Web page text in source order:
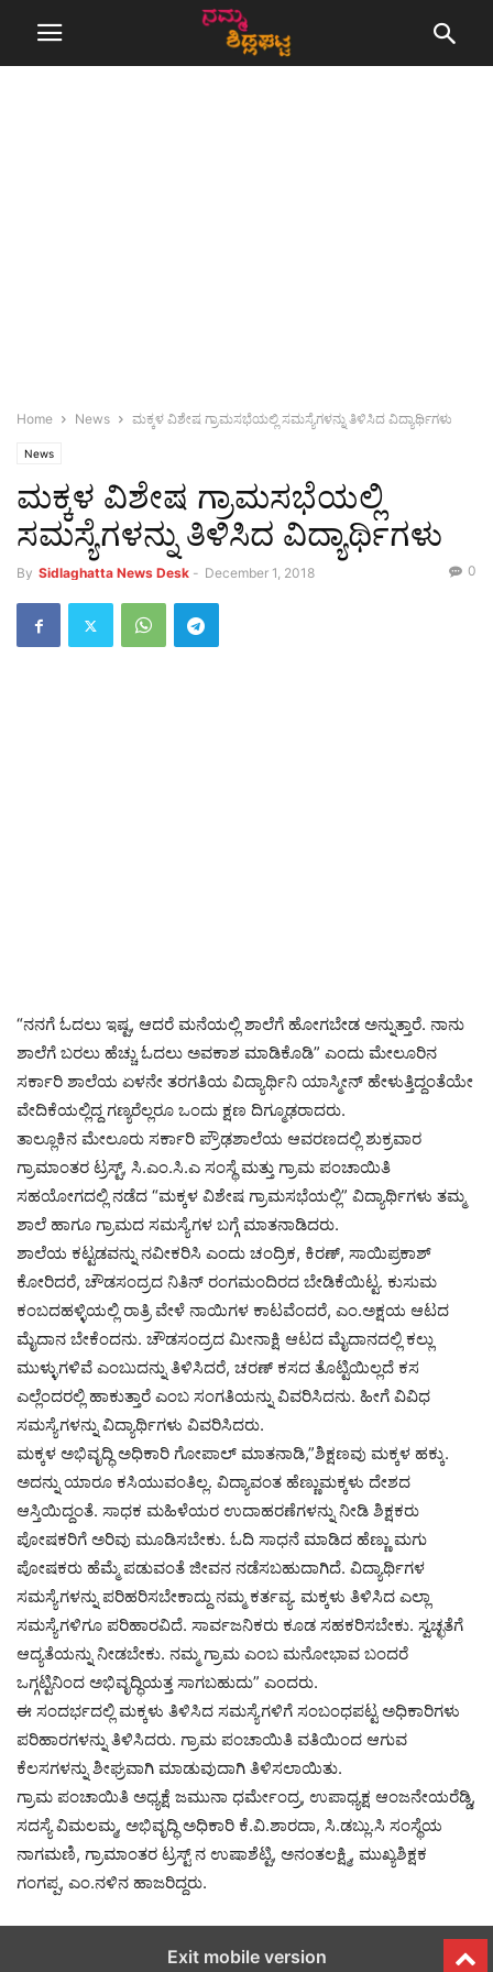
Home News ಮಕ್ಕಳ ವಿಶೇಷ ಗ್ರಾಮಸಭೆಯಲ್ಲಿ ಸಮಸ್ಯೆಗಳನ್ನು ತಿಳಿಸಿದ ವಿದ್ಯಾರ್ಥಿಗಳು
News
ಮಕ್ಕಳ ವಿಶೇಷ ಗ್ರಾಮಸಭೆಯಲ್ಲಿ
ಸಮಸ್ಯೆಗಳನ್ನು ತಿಳಿಸಿದ ವಿದ್ಯಾರ್ಥಿಗಳು
By Sidlaghatta News Desk - December 1, 2018 0
“ನನಗೆ ಓದಲು ಇಷ್ಟ, ಆದರೆ ಮನೆಯಲ್ಲಿ ಶಾಲೆಗೆ ಹೋಗಬೇಡ ಅನ್ನುತ್ತಾರೆ. ನಾನು
ಶಾಲೆಗೆ ಬರಲು ಹೆಚ್ಚು ಓದಲು ಅವಕಾಶ ಮಾಡಿಕೊಡಿ” ಎಂದು ಮೇಲೂರಿನ
ಸರ್ಕಾರಿ ಶಾಲೆಯ ಏಳನೇ ತರಗತಿಯ ವಿದ್ಯಾರ್ಥಿನಿ ಯಾಸ್ಮೀನ್ ಹೇಳುತ್ತಿದ್ದಂತೆಯೇ
ವೇದಿಕೆಯಲ್ಲಿದ್ದ ಗಣ್ಯರೆಲ್ಲರೂ ಒಂದು ಕ್ಷಣ ದಿಗ್ಮೂಢರಾದರು.
ತಾಲ್ಲೂಕಿನ ಮೇಲೂರು ಸರ್ಕಾರಿ ಪ್ರೌಢಶಾಲೆಯ ಆವರಣದಲ್ಲಿ ಶುಕ್ರವಾರ
ಗ್ರಾಮಾಂತರ ಟ್ರಸ್ಟ್, ಸಿ.ಎಂ.ಸಿ.ಎ ಸಂಸ್ಥೆ ಮತ್ತು ಗ್ರಾಮ ಪಂಚಾಯಿತಿ
ಸಹಯೋಗದಲ್ಲಿ ನಡೆದ “ಮಕ್ಕಳ ವಿಶೇಷ ಗ್ರಾಮಸಭೆಯಲ್ಲಿ” ವಿದ್ಯಾರ್ಥಿಗಳು ತಮ್ಮ
ಶಾಲೆ ಹಾಗೂ ಗ್ರಾಮದ ಸಮಸ್ಯೆಗಳ ಬಗ್ಗೆ ಮಾತನಾಡಿದರು.
ಶಾಲೆಯ ಕಟ್ಟಡವನ್ನು ನವೀಕರಿಸಿ ಎಂದು ಚಂದ್ರಿಕ, ಕಿರಣ್, ಸಾಯಿಪ್ರಕಾಶ್
ಕೋರಿದರೆ, ಚೌಡಸಂದ್ರದ ನಿತಿನ್ ರಂಗಮಂದಿರದ ಬೇಡಿಕೆಯಿಟ್ಟ. ಕುಸುಮ
ಕಂಬದಹಳ್ಳಿಯಲ್ಲಿ ರಾತ್ರಿ ವೇಳೆ ನಾಯಿಗಳ ಕಾಟವೆಂದರೆ, ಎಂ.ಅಕ್ಷಯ ಆಟದ
ಮೈದಾನ ಬೇಕೆಂದನು. ಚೌಡಸಂದ್ರದ ಮೀನಾಕ್ಷಿ ಆಟದ ಮೈದಾನದಲ್ಲಿ ಕಲ್ಲು
ಮುಳ್ಳುಗಳಿವೆ ಎಂಬುದನ್ನು ತಿಳಿಸಿದರೆ, ಚರಣ್ ಕಸದ ತೊಟ್ಟಿಯಿಲ್ಲದೆ ಕಸ
ಎಲ್ಲೆಂದರಲ್ಲಿ ಹಾಕುತ್ತಾರೆ ಎಂಬ ಸಂಗತಿಯನ್ನು ವಿವರಿಸಿದನು. ಹೀಗೆ ವಿವಿಧ
ಸಮಸ್ಯೆಗಳನ್ನು ವಿದ್ಯಾರ್ಥಿಗಳು ವಿವರಿಸಿದರು.
ಮಕ್ಕಳ ಅಭಿವೃದ್ಧಿ ಅಧಿಕಾರಿ ಗೋಪಾಲ್ ಮಾತನಾಡಿ,”ಶಿಕ್ಷಣವು ಮಕ್ಕಳ ಹಕ್ಕು.
ಅದನ್ನು ಯಾರೂ ಕಸಿಯುವಂತಿಲ್ಲ. ವಿದ್ಯಾವಂತ ಹೆಣ್ಣುಮಕ್ಕಳು ದೇಶದ
ಆಸ್ತಿಯಿದ್ದಂತೆ. ಸಾಧಕ ಮಹಿಳೆಯರ ಉದಾಹರಣೆಗಳನ್ನು ನೀಡಿ ಶಿಕ್ಷಕರು
ಪೋಷಕರಿಗೆ ಅರಿವು ಮೂಡಿಸಬೇಕು. ಓದಿ ಸಾಧನೆ ಮಾಡಿದ ಹೆಣ್ಣು ಮಗು
ಪೋಷಕರು ಹೆಮ್ಮೆ ಪಡುವಂತೆ ಜೀವನ ನಡೆಸಬಹುದಾಗಿದೆ. ವಿದ್ಯಾರ್ಥಿಗಳ
ಸಮಸ್ಯೆಗಳನ್ನು ಪರಿಹರಿಸಬೇಕಾದ್ದು ನಮ್ಮ ಕರ್ತವ್ಯ. ಮಕ್ಕಳು ತಿಳಿಸಿದ ಎಲ್ಲಾ
ಸಮಸ್ಯೆಗಳಿಗೂ ಪರಿಹಾರವಿದೆ. ಸಾರ್ವಜನಿಕರು ಕೂಡ ಸಹಕರಿಸಬೇಕು. ಸ್ವಚ್ಛತೆಗೆ
ಆದ್ಯತೆಯನ್ನು ನೀಡಬೇಕು. ನಮ್ಮ ಗ್ರಾಮ ಎಂಬ ಮನೋಭಾವ ಬಂದರೆ
ಒಗ್ಗಟ್ಟಿನಿಂದ ಅಭಿವೃದ್ಧಿಯತ್ತ ಸಾಗಬಹುದು” ಎಂದರು.
ಈ ಸಂದರ್ಭದಲ್ಲಿ ಮಕ್ಕಳು ತಿಳಿಸಿದ ಸಮಸ್ಯೆಗಳಿಗೆ ಸಂಬಂಧಪಟ್ಟ ಅಧಿಕಾರಿಗಳು
ಪರಿಹಾರಗಳನ್ನು ತಿಳಿಸಿದರು. ಗ್ರಾಮ ಪಂಚಾಯಿತಿ ವತಿಯಿಂದ ಆಗುವ
ಕೆಲಸಗಳನ್ನು ಶೀಘ್ರವಾಗಿ ಮಾಡುವುದಾಗಿ ತಿಳಿಸಲಾಯಿತು.
ಗ್ರಾಮ ಪಂಚಾಯಿತಿ ಅಧ್ಯಕ್ಷೆ ಜಮುನಾ ಧರ್ಮೇಂದ್ರ, ಉಪಾಧ್ಯಕ್ಷ ಆಂಜನೇಯರೆಡ್ಡಿ,
ಸದಸ್ಯೆ ವಿಮಲಮ್ಮ, ಅಭಿವೃದ್ಧಿ ಅಧಿಕಾರಿ ಕೆ.ವಿ.ಶಾರದಾ, ಸಿ.ಡಬ್ಲು.ಸಿ ಸಂಸ್ಥೆಯ
ನಾಗಮಣಿ, ಗ್ರಾಮಾಂತರ ಟ್ರಸ್ಟ್ ನ ಉಷಾಶೆಟ್ಟಿ, ಅನಂತಲಕ್ಷ್ಮಿ, ಮುಖ್ಯಶಿಕ್ಷಕ
ಗಂಗಪ್ಪ, ಎಂ.ನಳಿನ ಹಾಜರಿದ್ದರು.
Exit mobile version